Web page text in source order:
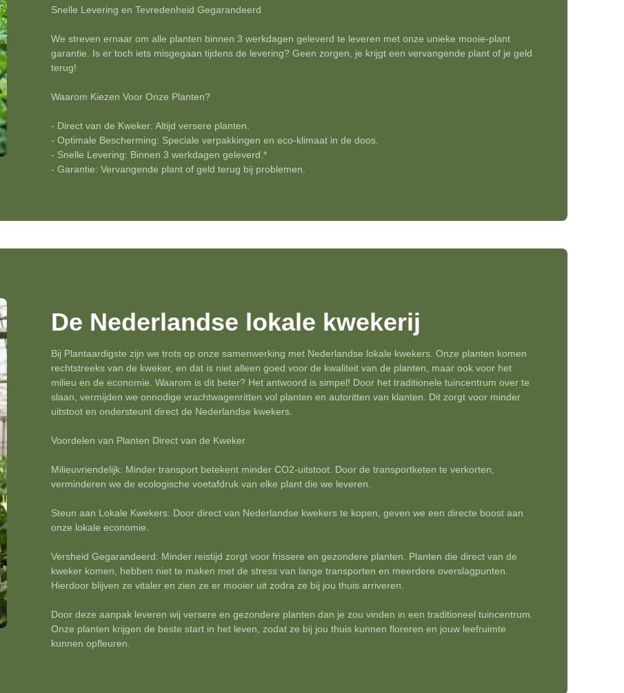
Snelle Levering en Tevredenheid Gegarandeerd
We streven ernaar om alle planten binnen 3 werkdagen geleverd te leveren met onze unieke mooie-plant
garantie. Is er toch iets misgegaan tijdens de levering? Geen zorgen, je krijgt een vervangende plant of je geld
terug!
Waarom Kiezen Voor Onze Planten?
- Direct van de Kweker: Altijd versere planten.
- Optimale Bescherming: Speciale verpakkingen en eco-klimaat in de doos.
- Snelle Levering: Binnen 3 werkdagen geleverd.*
- Garantie: Vervangende plant of geld terug bij problemen.
De Nederlandse lokale kwekerij
Bij Plantaardigste zijn we trots op onze samenwerking met Nederlandse lokale kwekers. Onze planten komen
rechtstreeks van de kweker, en dat is niet alleen goed voor de kwaliteit van de planten, maar ook voor het
milieu en de economie. Waarom is dit beter? Het antwoord is simpel! Door het traditionele tuincentrum over te
slaan, vermijden we onnodige vrachtwagenritten vol planten en autoritten van klanten. Dit zorgt voor minder
uitstoot en ondersteunt direct de Nederlandse kwekers.
Voordelen van Planten Direct van de Kweker
Milieuvriendelijk: Minder transport betekent minder CO2-uitstoot. Door de transportketen te verkorten,
verminderen we de ecologische voetafdruk van elke plant die we leveren.
Steun aan Lokale Kwekers: Door direct van Nederlandse kwekers te kopen, geven we een directe boost aan
onze lokale economie.
Versheid Gegarandeerd: Minder reistijd zorgt voor frissere en gezondere planten. Planten die direct van de
kweker komen, hebben niet te maken met de stress van lange transporten en meerdere overslagpunten.
Hierdoor blijven ze vitaler en zien ze er mooier uit zodra ze bij jou thuis arriveren.
Door deze aanpak leveren wij versere en gezondere planten dan je zou vinden in een traditioneel tuincentrum.
Onze planten krijgen de beste start in het leven, zodat ze bij jou thuis kunnen floreren en jouw leefruimte
kunnen opfleuren.